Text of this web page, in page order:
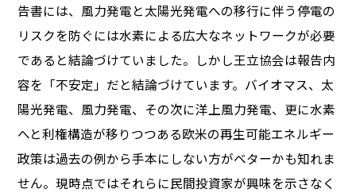
告書には、風力発電と太陽光発電への移行に伴う停電の
リスクを防ぐには水素による広大なネットワークが必要
であると結論づけていました。しかし王立協会は報告内
容を「不安定」だと結論づけています。バイオマス、太
陽光発電、風力発電、その次に洋上風力発電、更に水素
へと利権構造が移りつつある欧米の再生可能エネルギー
政策は過去の例から手本にしない方がベターかも知れま
せん。現時点ではそれらに民間投資家が興味を示さなく